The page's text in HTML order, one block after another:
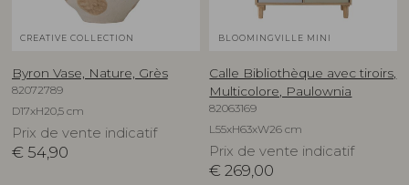
CREATIVE COLLECTION
Byron Vase, Nature, Grès
82072789
D17xH20,5 cm
Prix de vente indicatif
€ 54,90
BLOOMINGVILLE MINI
Calle Bibliothèque avec tiroirs,
Multicolore, Paulownia
82063169
L55xH63xW26 cm
Prix de vente indicatif
€ 269,00